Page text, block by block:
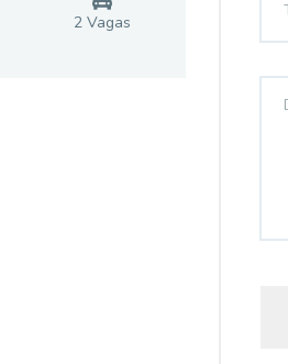
2 Vagas